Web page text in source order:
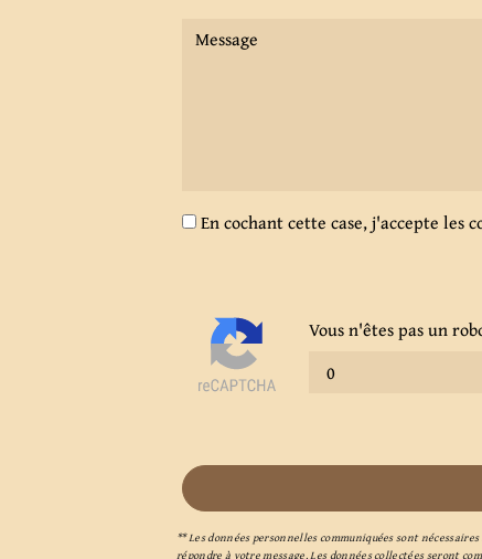
En cochant cette case, j'accepte
Vous n'êtes pas un
** Les données personnelles communiquées sont
répondre à votre message. Les données collectées seront